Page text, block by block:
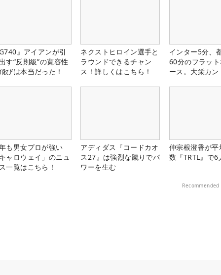
』アイアンが引
す“反則級”の寛容性
びは本当だった！
ネクストヒロイン選手と
ラウンドできるチャン
ス！詳しくはこちら！
インター5分、
60分のフラッ
ース。大栄カ
も男女プロが強い
ャロウェイ」のニュ
一覧はこちら！
アディダス『コードカオ
ス27』は強烈な蹴りでパ
ワーを生む
仲宗根澄香が
数『TRTL』で6
Recommended